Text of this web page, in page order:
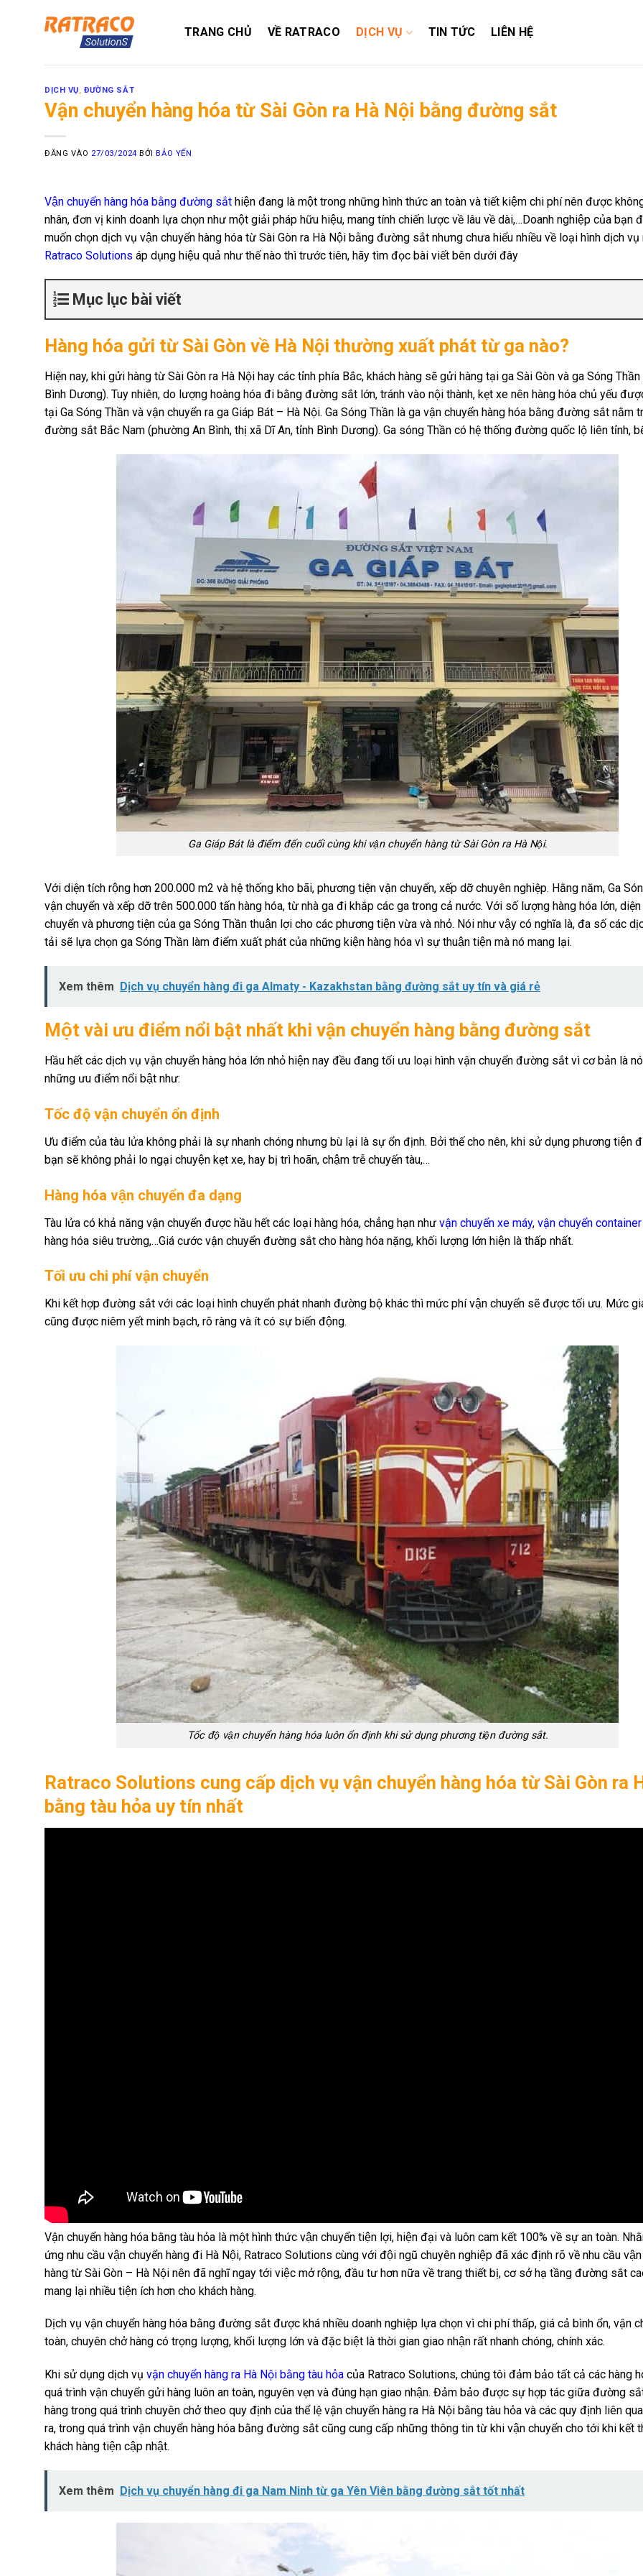
TRANG CHỦ VỀ RATRACO DỊCH VỤ TIN TỨC LIÊN HỆ
DỊCH VỤ,ĐƯỜNG SẮT
Vận chuyển hàng hóa từ Sài Gòn ra Hà Nội bằng đường sắt
ĐĂNG VÀO 27/03/2024 BỞIBẢO YẾN
Vận chuyển hàng hóa bằng đường sắt hiện đang là một trong những hình thức an toàn và tiết kiệm chi phí nên được
nhân, đơn vị kinh doanh lựa chọn như một giải pháp hữu hiệu, mang tính chiến lược về lâu về dài,…Doanh nghiệp của bạn
muốn chọn dịch vụ vận chuyển hàng hóa từ Sài Gòn ra Hà Nội bằng đường sắt nhưng chưa hiểu nhiều về loại hình dịch
Ratraco Solutions áp dụng hiệu quả như thế nào thì trước tiên, hãy tìm đọc bài viết bên dưới đây
Mục lục bài viết
Hàng hóa gửi từ Sài Gòn về Hà Nội thường xuất phát từ ga nào?
Hiện nay, khi gửi hàng từ Sài Gòn ra Hà Nội hay các tỉnh phía Bắc, khách hàng sẽ gửi hàng tại ga Sài Gòn và ga Sóng
Bình Dương). Tuy nhiên, do lượng hoàng hóa đi bằng đường sắt lớn, tránh vào nội thành, kẹt xe nên hàng hóa chủ yếu
tại Ga Sóng Thần và vận chuyển ra ga Giáp Bát – Hà Nội. Ga Sóng Thần là ga vận chuyển hàng hóa bằng đường sắt nằm
đường sắt Bắc Nam (phường An Bình, thị xã Dĩ An, tỉnh Bình Dương). Ga sóng Thần có hệ thống đường quốc lộ liên tỉnh,
Ga Giáp Bát là điểm đến cuối cùng khi vận chuyển hàng từ Sài Gòn ra Hà Nội.
Với diện tích rộng hơn 200.000 m2 và hệ thống kho bãi, phương tiện vận chuyển, xếp dỡ chuyên nghiệp. Hằng năm, Ga
vận chuyển và xếp dỡ trên 500.000 tấn hàng hóa, từ nhà ga đi khắp các ga trong cả nước. Với số lượng hàng hóa lớn,
chuyển và phương tiện của ga Sóng Thần thuận lợi cho các phương tiện vừa và nhỏ. Nói như vậy có nghĩa là, đa số các
tải sẽ lựa chọn ga Sóng Thần làm điểm xuất phát của những kiện hàng hóa vì sự thuận tiện mà nó mang lại.
Xem thêm Dịch vụ chuyển hàng đi ga Almaty - Kazakhstan bằng đường sắt uy tín và giá rẻ
Một vài ưu điểm nổi bật nhất khi vận chuyển hàng bằng đường sắt
Hầu hết các dịch vụ vận chuyển hàng hóa lớn nhỏ hiện nay đều đang tối ưu loại hình vận chuyển đường sắt vì cơ bản là
những ưu điểm nổi bật như:
Tốc độ vận chuyển ổn định
Ưu điểm của tàu lửa không phải là sự nhanh chóng nhưng bù lại là sự ổn định. Bởi thế cho nên, khi sử dụng phương tiện
bạn sẽ không phải lo ngại chuyện kẹt xe, hay bị trì hoãn, chậm trễ chuyến tàu,…
Hàng hóa vận chuyển đa dạng
Tàu lửa có khả năng vận chuyển được hầu hết các loại hàng hóa, chẳng hạn như vận chuyển xe máy, vận chuyển
hàng hóa siêu trường,…Giá cước vận chuyển đường sắt cho hàng hóa nặng, khối lượng lớn hiện là thấp nhất.
Tối ưu chi phí vận chuyển
Khi kết hợp đường sắt với các loại hình chuyển phát nhanh đường bộ khác thì mức phí vận chuyển sẽ được tối ưu. Mức
cũng được niêm yết minh bạch, rõ ràng và ít có sự biến động.
Tốc độ vận chuyển hàng hóa luôn ổn định khi sử dụng phương tiện đường sắt.
Ratraco Solutions cung cấp dịch vụ vận chuyển hàng hóa từ Sài Gòn ra
bằng tàu hỏa uy tín nhất
Vận chuyển hàng hóa bằng tàu hỏa là một hình thức vận chuyển tiện lợi, hiện đại và luôn cam kết 100% về sự an toàn.
ứng nhu cầu vận chuyển hàng đi Hà Nội, Ratraco Solutions cùng với đội ngũ chuyên nghiệp đã xác định rõ về nhu cầu
hàng từ Sài Gòn – Hà Nội nên đã nghĩ ngay tới việc mở rộng, đầu tư hơn nữa về trang thiết bị, cơ sở hạ tầng đường sắt
mang lại nhiều tiện ích hơn cho khách hàng.
Dịch vụ vận chuyển hàng hóa bằng đường sắt được khá nhiều doanh nghiệp lựa chọn vì chi phí thấp, giá cả bình ổn, vận
toàn, chuyên chở hàng có trọng lượng, khối lượng lớn và đặc biệt là thời gian giao nhận rất nhanh chóng, chính xác.
Khi sử dụng dịch vụ vận chuyển hàng ra Hà Nội bằng tàu hỏa của Ratraco Solutions, chúng tôi đảm bảo tất cả các hàng
quá trình vận chuyển gửi hàng luôn an toàn, nguyên vẹn và đúng hạn giao nhận. Đảm bảo được sự hợp tác giữa đường
hàng trong quá trình chuyên chở theo quy định của thể lệ vận chuyển hàng ra Hà Nội bằng tàu hỏa và các quy định liên
ra, trong quá trình vận chuyển hàng hóa bằng đường sắt cũng cung cấp những thông tin từ khi vận chuyển cho tới khi kết
khách hàng tiện cập nhật.
Xem thêm Dịch vụ chuyển hàng đi ga Nam Ninh từ ga Yên Viên bằng đường sắt tốt nhất